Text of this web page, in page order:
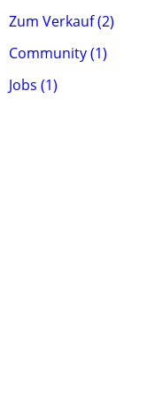
Zum Verkauf (2)
Community (1)
Jobs (1)